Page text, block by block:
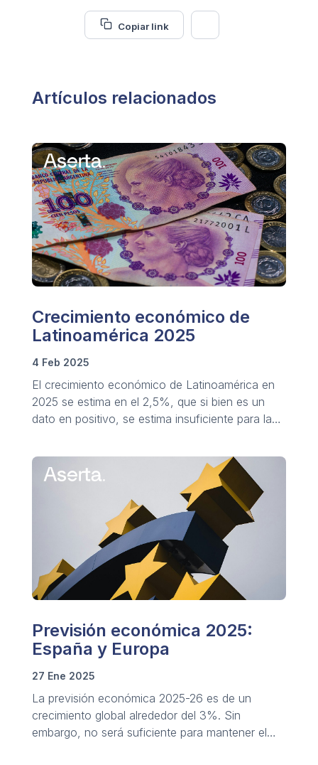
Copiar link
Artículos relacionados
Crecimiento económico de
Latinoamérica 2025
4 Feb 2025
El crecimiento económico de Latinoamérica en
2025 se estima en el 2,5%, que si bien es un
dato en positivo, se estima insuficiente para la
Previsión económica 2025:
España y Europa
27 Ene 2025
La previsión económica 2025-26 es de un
crecimiento global alrededor del 3%. Sin
embargo, no será suficiente para mantener el